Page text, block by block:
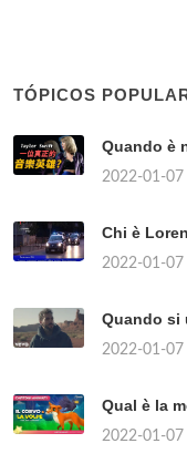
TÓPICOS
Quando è
2022-01-07
Chi è
2022-01-07
Quando si
2022-01-07
Qual è la
2022-01-07